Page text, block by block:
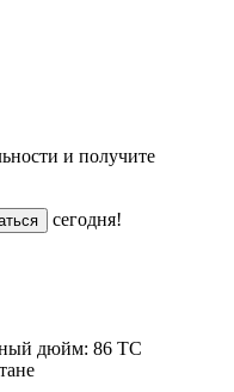
и получите
сегодня!
дюйм: 86 TC